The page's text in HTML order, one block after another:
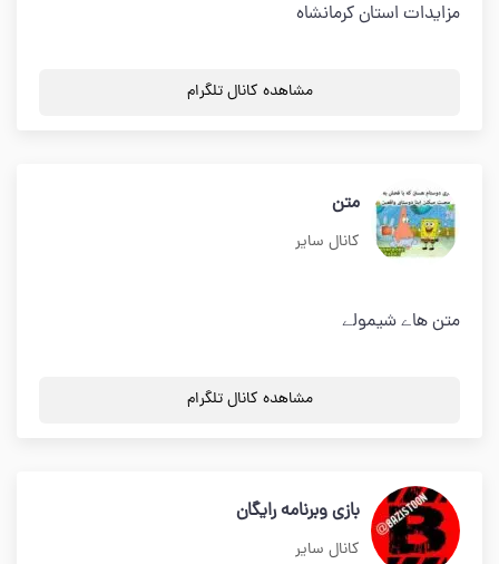
مزایدات استان کرمانشاه
مشاهده کانال تلگرام
متن
کانال سایر
متن هاے شیمولے
مشاهده کانال تلگرام
بازی وبرنامه رایگان
کانال سایر